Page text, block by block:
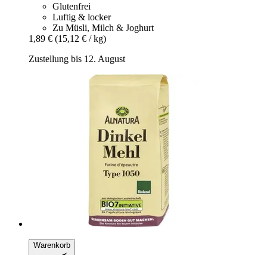
Glutenfrei
Luftig & locker
Zu Müsli, Milch & Joghurt
1,89 € (15,12 € / kg)
Zustellung bis 12. August
Warenkorb